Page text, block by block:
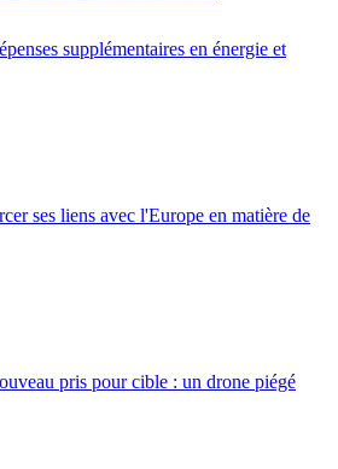
supplémentaires en énergie et
ses liens avec l'Europe en matière de
pris pour cible : un drone piégé